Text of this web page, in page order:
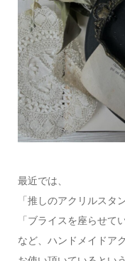
最近では、
「推しのアクリルスタ
「ブライスを座らせて
など、ハンドメイドア